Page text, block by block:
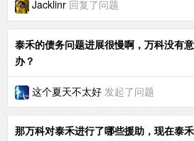
Jacklinr 回复了问题
泰禾的债务问题进展很慢啊，万科没有
办？
这个夏天不太好 发起了问题
那万科对泰禾进行了哪些援助，现在泰